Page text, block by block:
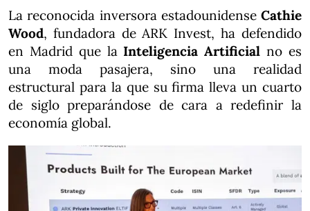
La reconocida inversora estadounidense Cathie
Wood, fundadora de ARK Invest, ha defendido
en Madrid que la Inteligencia Artificialno es
una moda pasajera, sino una realidad
estructural para la que su firma lleva un cuarto
de siglo preparándose de cara a redefinir la
economía global.